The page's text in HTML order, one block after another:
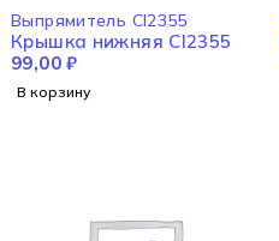
Выпрямитель CI2355
Крышка нижняя CI2355
99,00₽
В корзину